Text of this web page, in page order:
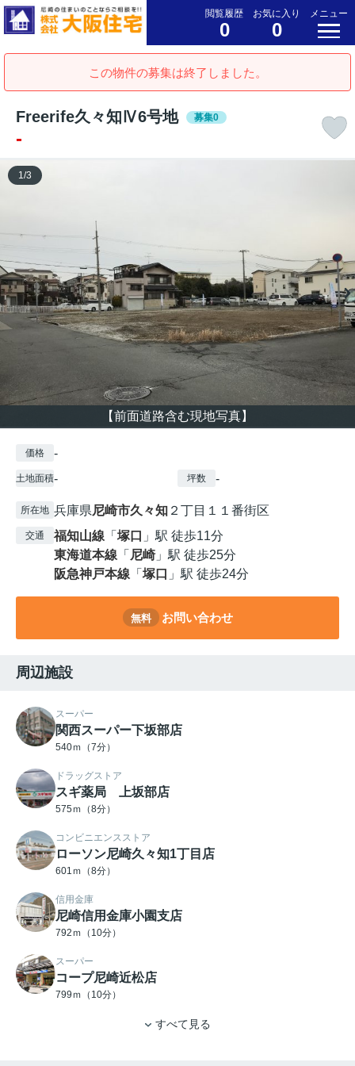
閲覧履歴
0
お気に入り
0
メニュー
この物件の募集は終了しました。
Freerife久々知Ⅳ6号地 募集0
-
【前面道路含む現地写真】
1/3
価格 -
土地面積- 坪数 -
所在地 兵庫県尼崎市久々知 ２丁目１１番街区
交通 福知山線 「 塚口 」駅 徒歩11分
東海道本線 「 尼崎」駅 徒歩25分
阪急神戸本線 「 塚口 」駅 徒歩24分
無料 お問い合わせ
周辺施設
スーパー
関西スーパー下坂部店
540ｍ（7分）
ドラッグストア
スギ薬局 上坂部店
575ｍ（8分）
コンビニエンスストア
ローソン尼崎久々知1丁目店
601ｍ（8分）
信用金庫
尼崎信用金庫小園支店
792ｍ（10分）
スーパー
コープ尼崎近松店
799ｍ（10分）
すべて見る